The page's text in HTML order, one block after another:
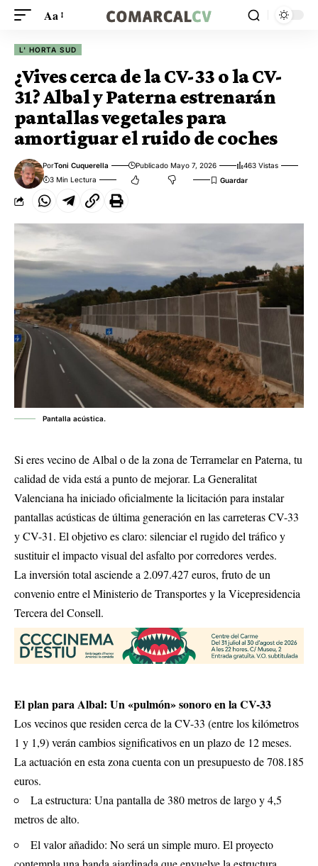
Aa
L' HORTA SUD
¿Vives cerca de la CV-33 o la CV-
31? Albal y Paterna estrenarán
pantallas vegetales para
amortiguar el ruido de coches
PorToni Cuquerella Publicado Mayo 7, 2026
463 Vistas
3 Min Lectura
Pantalla acústica.
Si eres vecino de Albal o de la zona de Terramelar en Paterna, tu
calidad de vida está a punto de mejorar. La Generalitat
Valenciana ha iniciado oficialmente la licitación para instalar
pantallas acústicas de última generación en las carreteras CV-33
y CV-31. El objetivo es claro: silenciar el rugido del tráfico y
sustituir el impacto visual del asfalto por corredores verdes.
La inversión total asciende a 2.097.427 euros, fruto de un
convenio entre el Ministerio de Transportes y la Vicepresidencia
Tercera del Consell.
El plan para Albal: Un «pulmón» sonoro en la CV-33
Los vecinos que residen cerca de la CV-33 (entre los kilómetros
1 y 1,9) verán cambios significativos en un plazo de 12 meses.
La actuación en esta zona cuenta con un presupuesto de 708.185
euros.
La estructura: Una pantalla de 380 metros de largo y 4,5
metros de alto.
El valor añadido: No será un simple muro. El proyecto